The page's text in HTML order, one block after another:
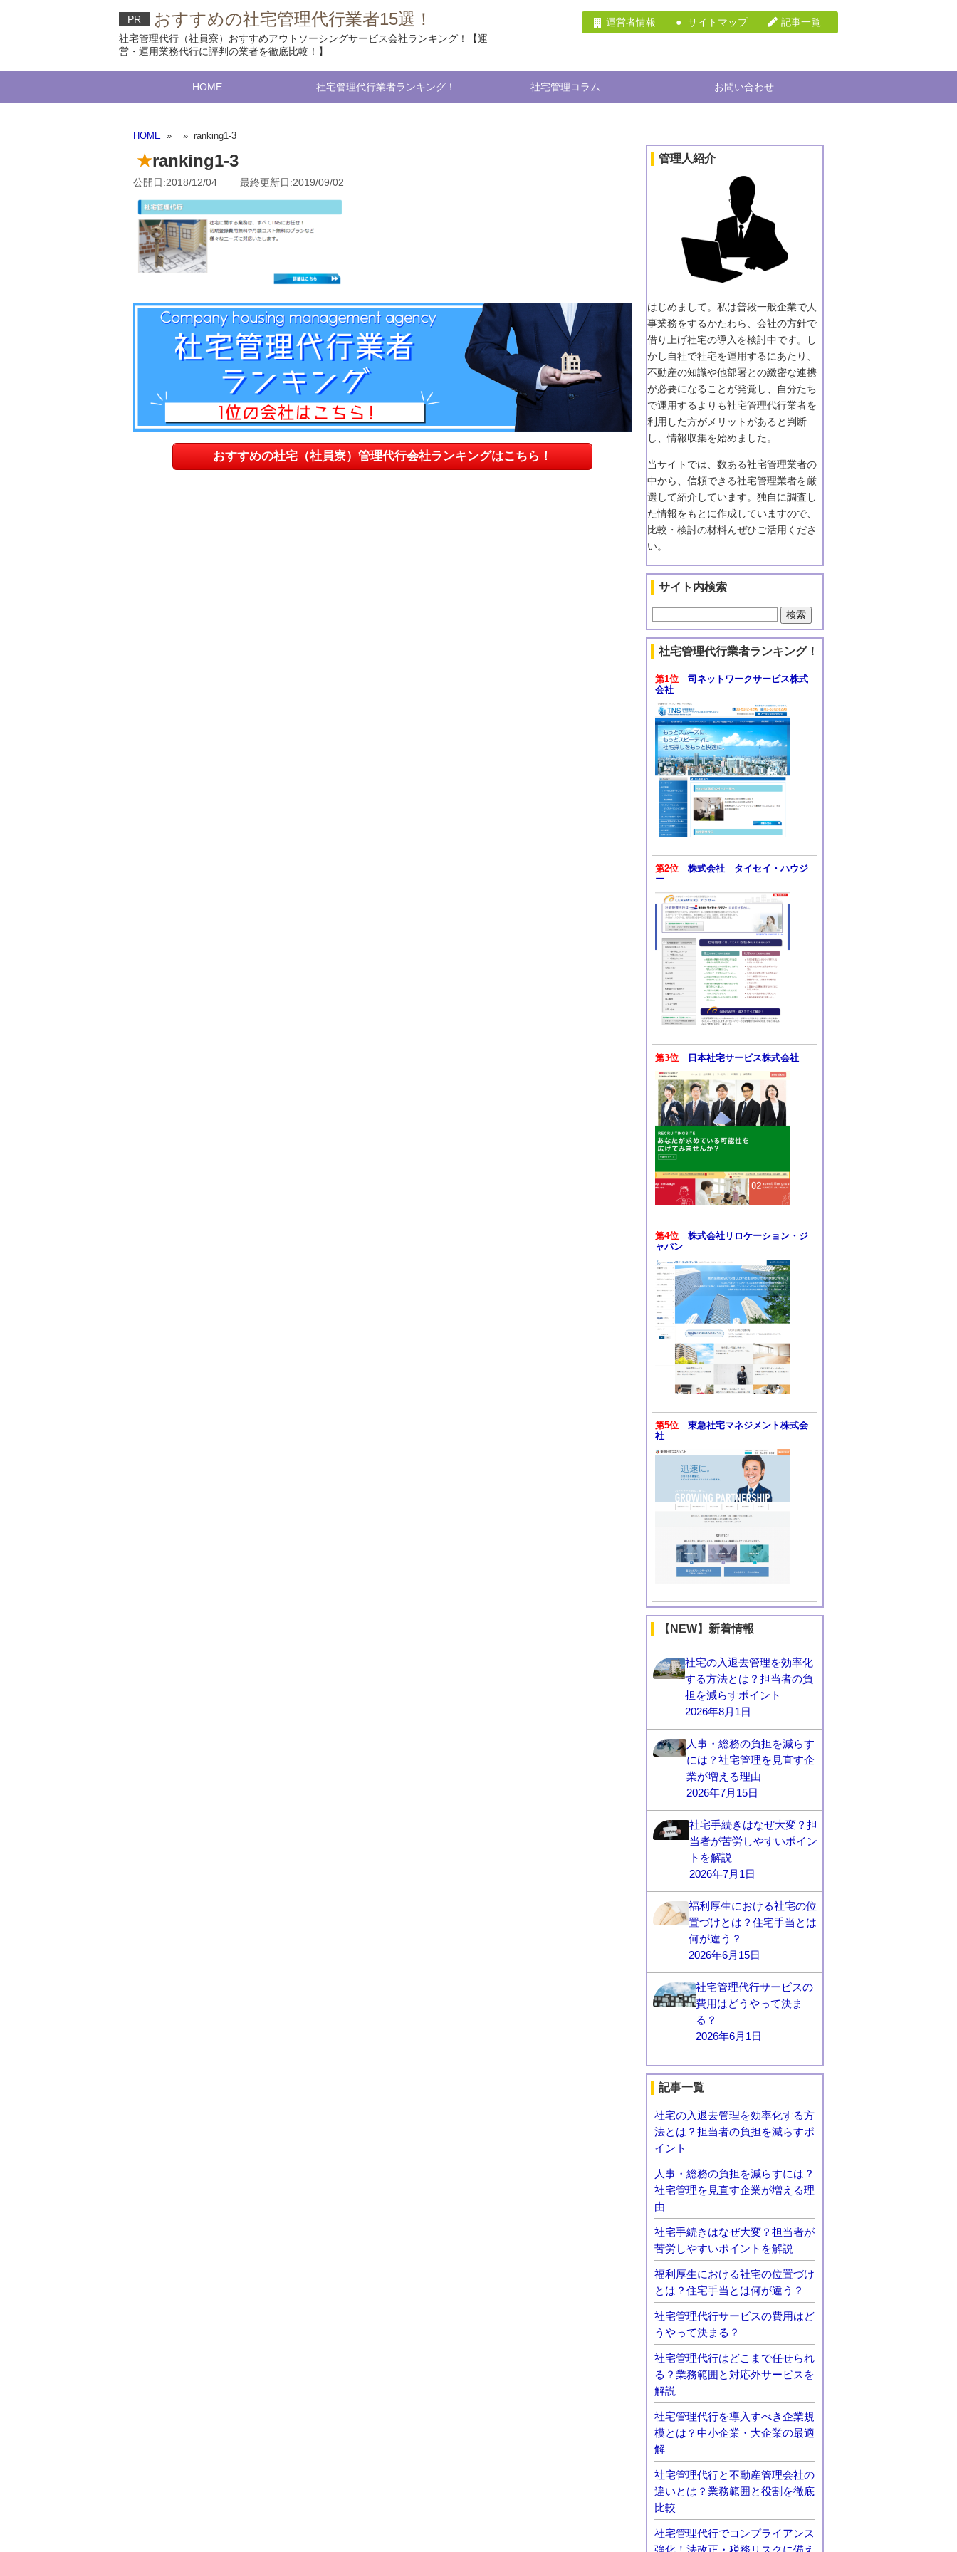
PR おすすめの社宅管理代行業者15選！
社宅管理代行（社員寮）おすすめアウトソーシングサービス会社ランキング！【運
営・運用業務代行に評判の業者を徹底比較！】
運営者情報 サイトマップ 記事一覧
HOME 社宅管理代行業者ランキング！ 社宅管理コラム お問い合わせ
HOME » » ranking1-3
ranking1-3
公開日:2018/12/04 最終更新日:2019/09/02
おすすめの社宅（社員寮）管理代行会社ランキングはこちら！
管理人紹介
はじめまして。私は普段一般企業で人
事業務をするかたわら、会社の方針で
借り上げ社宅の導入を検討中です。し
かし自社で社宅を運用するにあたり、
不動産の知識や他部署との緻密な連携
が必要になることが発覚し、自分たち
で運用するよりも社宅管理代行業者を
利用した方がメリットがあると判断
し、情報収集を始めました。
当サイトでは、数ある社宅管理業者の
中から、信頼できる社宅管理業者を厳
選して紹介しています。独自に調査し
た情報をもとに作成していますので、
比較・検討の材料んぜひご活用くださ
い。
サイト内検索
社宅管理代行業者ランキング！
第1位
司ネットワークサービス株式
会社
第2位
株式会社 タイセイ・ハウジ
ー
第3位 日本社宅サービス株式会社
第4位
株式会社リロケーション・ジ
ャパン
第5位
東急社宅マネジメント株式会
社
【NEW】新着情報
社宅の入退去管理を効率化
する方法とは？担当者の負
担を減らすポイント
2026年8月1日
人事・総務の負担を減らす
には？社宅管理を見直す企
業が増える理由
2026年7月15日
社宅手続きはなぜ大変？担
当者が苦労しやすいポイン
トを解説
2026年7月1日
福利厚生における社宅の位
置づけとは？住宅手当とは
何が違う？
2026年6月15日
社宅管理代行サービスの
費用はどうやって決ま
る？
2026年6月1日
記事一覧
社宅の入退去管理を効率化する方
法とは？担当者の負担を減らすポ
イント
人事・総務の負担を減らすには？
社宅管理を見直す企業が増える理
由
社宅手続きはなぜ大変？担当者が
苦労しやすいポイントを解説
福利厚生における社宅の位置づけ
とは？住宅手当とは何が違う？
社宅管理代行サービスの費用はど
うやって決まる？
社宅管理代行はどこまで任せられ
る？業務範囲と対応外サービスを
解説
社宅管理代行を導入すべき企業規
模とは？中小企業・大企業の最適
解
社宅管理代行と不動産管理会社の
違いとは？業務範囲と役割を徹底
比較
社宅管理代行でコンプライアンス